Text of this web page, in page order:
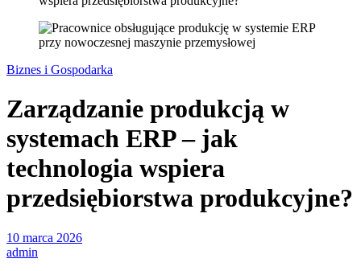
Biznes i Gospodarka
Zarządzanie produkcją w
systemach ERP – jak
technologia wspiera
przedsiębiorstwa produkcyjne?
10 marca 2026
admin